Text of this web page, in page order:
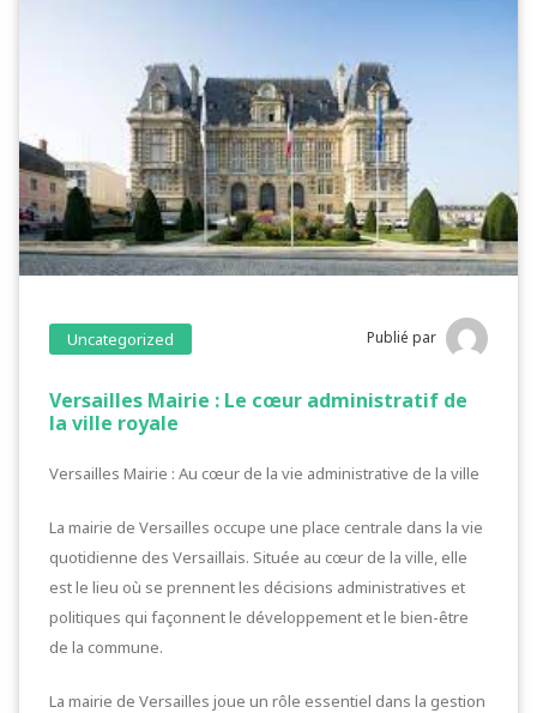
Uncategorized Publié par
Versailles Mairie : Le cœur administratif de
la ville royale
Versailles Mairie : Au cœur de la vie administrative de la ville
La mairie de Versailles occupe une place centrale dans la vie
quotidienne des Versaillais. Située au cœur de la ville, elle
est le lieu où se prennent les décisions administratives et
politiques qui façonnent le développement et le bien-être
de la commune.
La mairie de Versailles joue un rôle essentiel dans la gestion